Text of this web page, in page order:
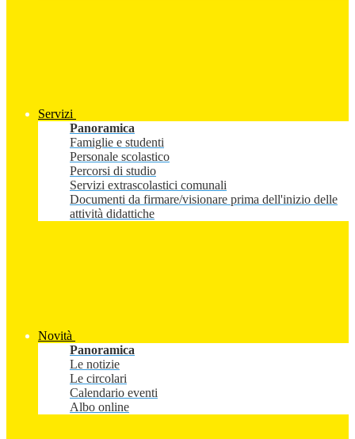
Servizi
Panoramica
Famiglie e studenti
Personale scolastico
Percorsi di studio
Servizi extrascolastici comunali
Documenti da firmare/visionare prima dell'inizio delle
attività didattiche
Novità
Panoramica
Le notizie
Le circolari
Calendario eventi
Albo online